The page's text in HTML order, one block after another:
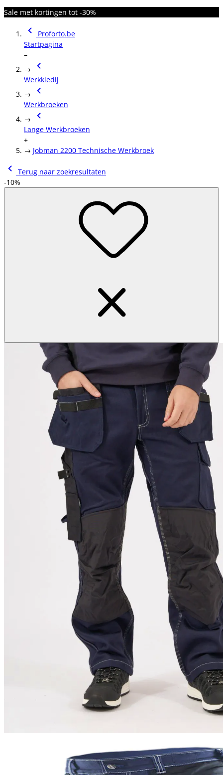
Sale met kortingen tot -30%
Proforto.be
Startpagina
–
→
Werkkledij
→
Werkbroeken
→
Lange Werkbroeken
+
→ Jobman 2200 Technische Werkbroek
Terug naar zoekresultaten
-10%